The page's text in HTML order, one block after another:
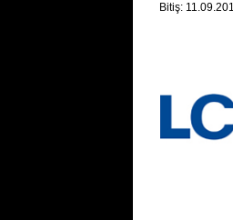
Bitiş: